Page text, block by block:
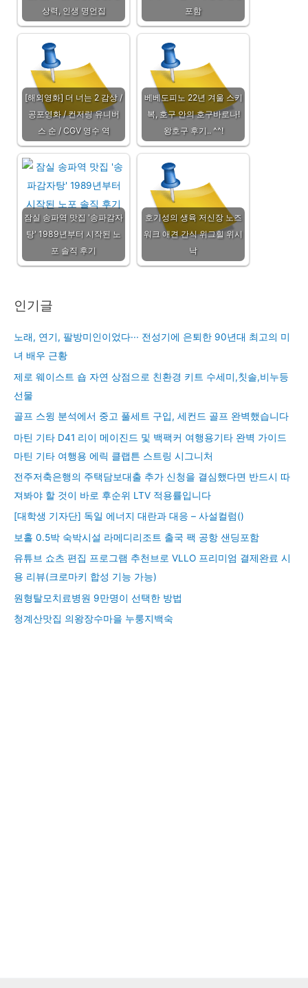
상력, 인생 명언집
포함
[해외영화] 더 너는 2 감상 /
공포영화 / 컨저링 유니버
스 순 / CGV 영수 역
베베도피노 22년 겨울 스키
복, 호구 안의 호구바로나!
왕호구 후기.. ^^!
잠실 송파역 맛집 '송파감자
탕' 1989년부터 시작된 노
포 솔직 후기
호기성의 생육 저신장 노즈
워크 애견 간식 위그힐 위시
낙
인기글
노래, 연기, 팔방미인이었다··· 전성기에 은퇴한 90년대 최고의 미
녀 배우 근황
제로 웨이스트 숍 자연 상점으로 친환경 키트 수세미,칫솔,비누등
선물
골프 스윙 분석에서 중고 풀세트 구입, 세컨드 골프 완벽했습니다
마틴 기타 D41 리이 메이진드 및 백팩커 여행용기타 완벽 가이드
마틴 기타 여행용 에릭 클랩튼 스트링 시그니처
전주저축은행의 주택담보대출 추가 신청을 결심했다면 반드시 따
져봐야 할 것이 바로 후순위 LTV 적용률입니다
[대학생 기자단] 독일 에너지 대란과 대응 – 사설컬럼()
보홀 0.5박 숙박시설 라메디리조트 출국 팩 공항 샌딩포함
유튜브 쇼츠 편집 프로그램 추천브로 VLLO 프리미엄 결제완료 시
용 리뷰(크로마키 합성 기능 가능)
원형탈모치료병원 9만명이 선택한 방법
청계산맛집 의왕장수마을 누룽지백숙